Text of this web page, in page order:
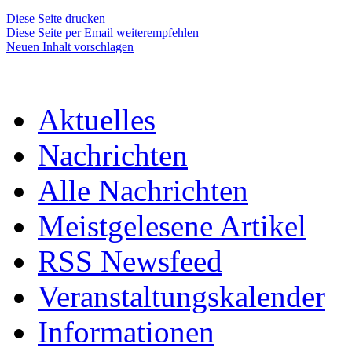
Diese Seite drucken
Diese Seite per Email weiterempfehlen
Neuen Inhalt vorschlagen
Aktuelles
Nachrichten
Alle Nachrichten
Meistgelesene Artikel
RSS Newsfeed
Veranstaltungskalender
Informationen